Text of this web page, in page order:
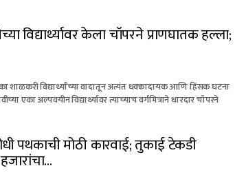
विद्यार्थ्यावर केला चॉपरने प्राणघातक हल्ला;
शाळकरी विद्यार्थ्यांच्या वादातून अत्यंत धक्कादायक आणि हिंसक घटना
एका अल्पवयीन विद्यार्थ्यावर त्याच्याच वर्गमित्राने धारदार चॉपरने
पथकाची मोठी कारवाई; तुकाई टेकडी